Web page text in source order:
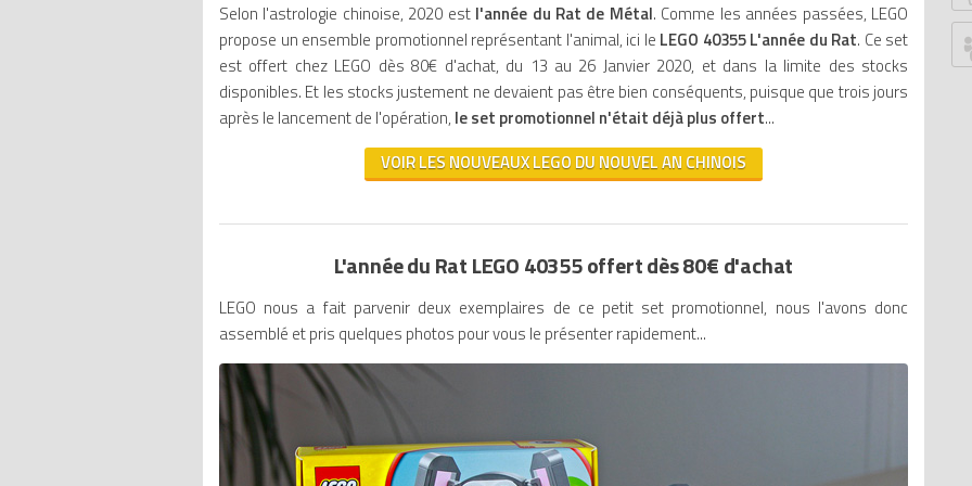
Selon l'astrologie chinoise, 2020 est l'année du Rat de Métal. Comme les années passées, LEGO
propose un ensemble promotionnel représentant l'animal, ici le LEGO 40355 L'année du Rat. Ce set
est offert chez LEGO dès 80€ d'achat, du 13 au 26 Janvier 2020, et dans la limite des stocks
disponibles. Et les stocks justement ne devaient pas être bien conséquents, puisque que trois jours
après le lancement de l'opération, le set promotionnel n'était déjà plus offert...
VOIR LES NOUVEAUX LEGO DU NOUVEL AN CHINOIS
L'année du Rat LEGO 40355 offert dès 80€ d'achat
LEGO nous a fait parvenir deux exemplaires de ce petit set promotionnel, nous l'avons donc
assemblé et pris quelques photos pour vous le présenter rapidement...